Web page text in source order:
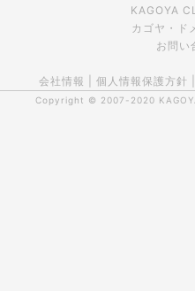
KAGOYA
カゴヤ・ド
お問い
会社情報 個人情報保護方針
Copyright © 2007-2020